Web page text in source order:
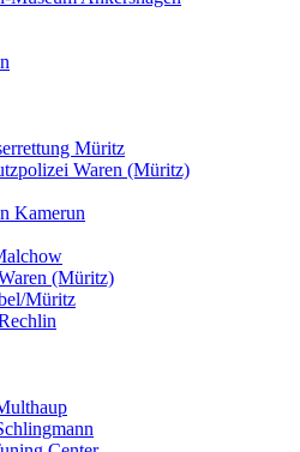
Müritz
Waren (Müritz)
Kamerun
(Müritz)
Müritz